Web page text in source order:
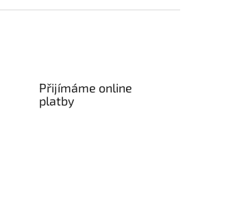
Přijímáme online
platby